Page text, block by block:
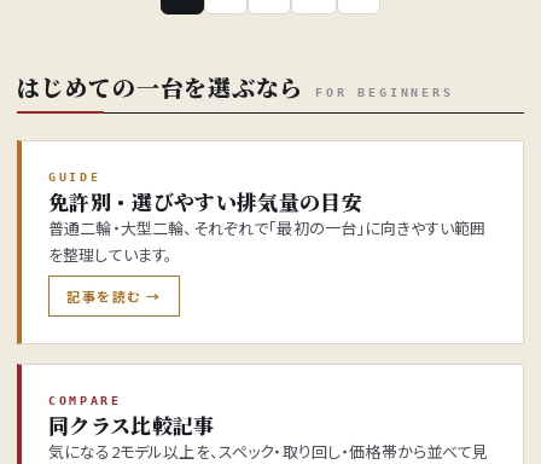
はじめての一台を選ぶなら FOR BEGINNERS
GUIDE
免許別・選びやすい排気量の目安
普通二輪・大型二輪、それぞれで「最初の一台」に向きやすい範囲
を整理しています。
記事を読む →
COMPARE
同クラス比較記事
気になる2モデル以上を、スペック・取り回し・価格帯から並べて見